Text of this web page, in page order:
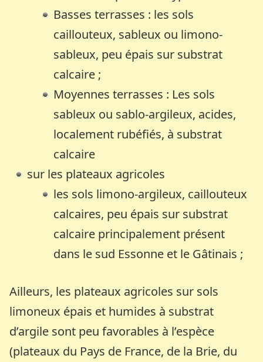
Basses terrasses : les sols
caillouteux, sableux ou limono-
sableux, peu épais sur substrat
calcaire ;
Moyennes terrasses : Les sols
sableux ou sablo-argileux, acides,
localement rubéfiés, à substrat
calcaire
sur les plateaux agricoles
les sols limono-argileux, caillouteux
calcaires, peu épais sur substrat
calcaire principalement présent
dans le sud Essonne et le Gâtinais ;
Ailleurs, les plateaux agricoles sur sols
limoneux épais et humides à substrat
d’argile sont peu favorables à l’espèce
(plateaux du Pays de France, de la Brie, du